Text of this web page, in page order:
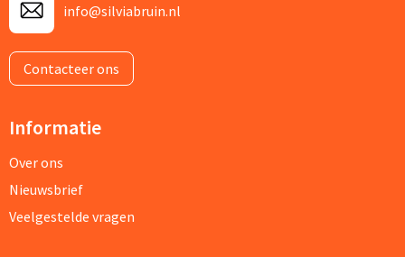
info@silviabruin.nl
Contacteer ons
Informatie
Over ons
Nieuwsbrief
Veelgestelde vragen